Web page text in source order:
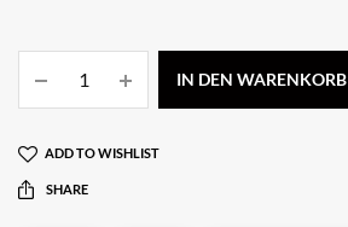
IN DEN WARENKORB
ADD TO WISHLIST
SHARE